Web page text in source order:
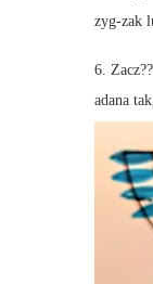
zyg-zak
6.
adana